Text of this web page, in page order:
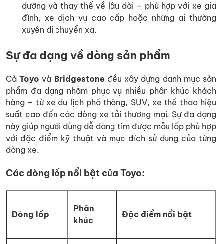
dưỡng và thay thế về lâu dài – phù hợp với xe gia
đình, xe dịch vụ cao cấp hoặc những ai thường
xuyên di chuyển xa.
Sự đa dạng về dòng sản phẩm
CảToyo và Bridgestone đều xây dựng danh mục sản
phẩm đa dạng nhằm phục vụ nhiều phân khúc khách
hàng – từ xe du lịch phổ thông, SUV, xe thể thao hiệu
suất cao đến các dòng xe tải thương mại. Sự đa dạng
này giúp người dùng dễ dàng tìm được mẫu lốp phù hợp
với đặc điểm kỹ thuật và mục đích sử dụng của từng
dòng xe.
Các dòng lốp nổi bật của Toyo:
Dòng lốp
Phân
khúc
Đặc điểm nổi bật